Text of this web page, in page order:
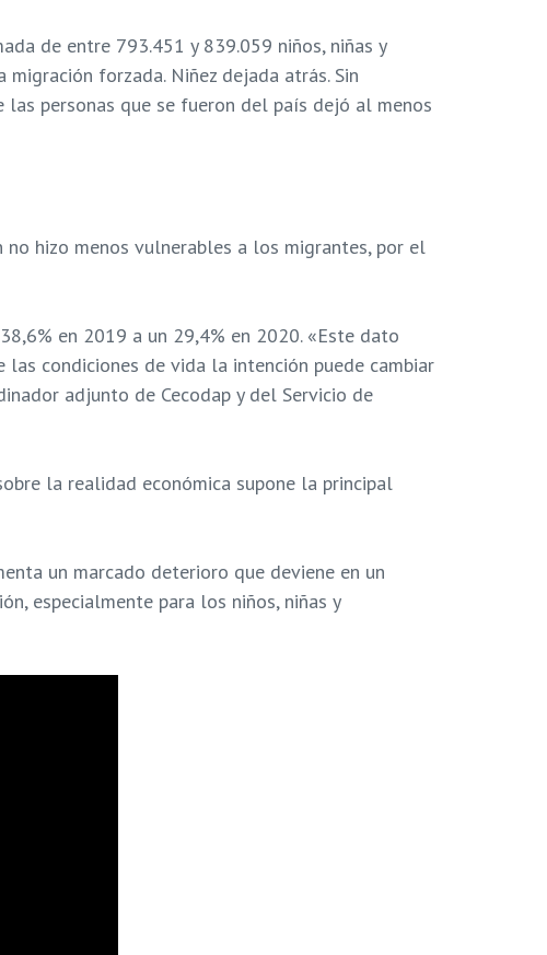
de entre 793.451 y 839.059 niños, niñas y
forzada. Niñez dejada atrás. Sin
personas que se fueron del país dejó al menos
hizo menos vulnerables a los migrantes, por el
en 2019 a un 29,4% en 2020. «Este dato
condiciones de vida la intención puede cambiar
adjunto de Cecodap y del Servicio de
la realidad económica supone la principal
un marcado deterioro que deviene en un
especialmente para los niños, niñas y